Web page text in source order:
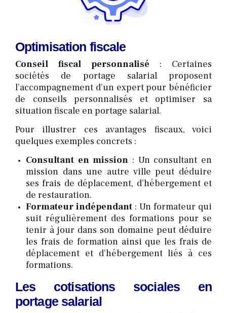
Optimisation fiscale
Conseil fiscal personnalisé : Certaines
sociétés de portage salarial proposent
l’accompagnement d’un expert pour bénéficier
de conseils personnalisés et optimiser sa
situation fiscale en portage salarial.
Pour illustrer ces avantages fiscaux, voici
quelques exemples concrets :
Consultant en mission : Un consultant en
mission dans une autre ville peut déduire
ses frais de déplacement, d’hébergement et
de restauration.
Formateur indépendant : Un formateur qui
suit régulièrement des formations pour se
tenir à jour dans son domaine peut déduire
les frais de formation ainsi que les frais de
déplacement et d’hébergement liés à ces
formations.
Les cotisations sociales en
portage salarial